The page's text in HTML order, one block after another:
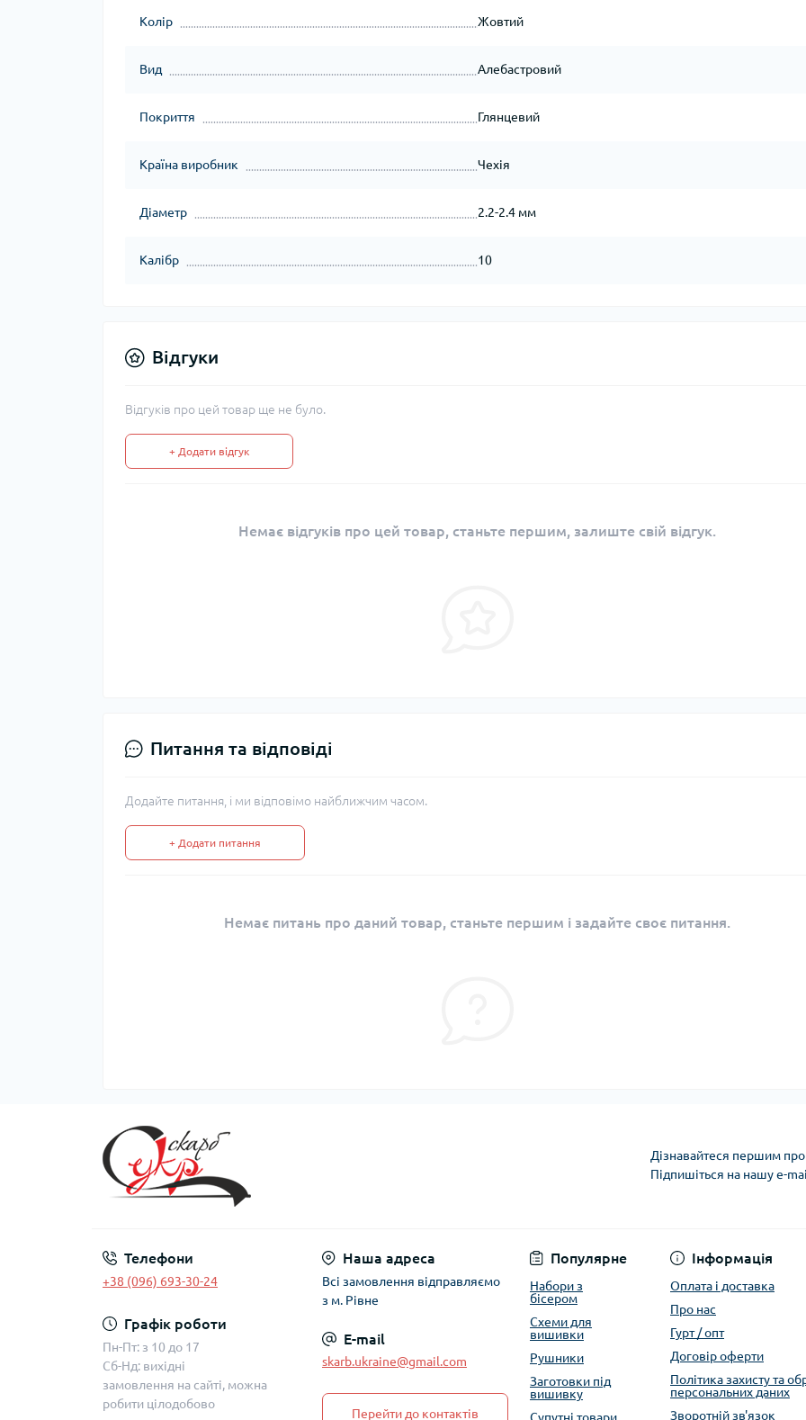
Колір Жовтий
Вид Алебастровий
Покриття Глянцевий
Країна виробник Чехія
Діаметр 2.2-2.4 мм
Калібр 10
Відгуки
Відгуків про цей товар ще не було.
+ Додати відгук
Немає відгуків про цей товар, станьте першим, залиште свій відгук.
Питання та відповіді
Додайте питання, і ми відповімо найближчим часом.
+ Додати питання
Немає питань про даний товар, станьте першим і задайте своє питання.
Дізнавайтеся першим про
Підпишіться на нашу e-
Телефони
+38 (096) 693-30-24
Графік роботи
Пн-Пт: з 10 до 17
Сб-Нд: вихідні
замовлення на сайті, можна
робити цілодобово
Наша адреса
Всі замовлення відправляємо
з м. Рівне
E-mail
skarb.ukraine@gmail.com
Перейти до контактів
Популярне
Набори з
бісером
Схеми для
вишивки
Рушники
Заготовки під
вишивку
Інформація
Оплата і доставка
Про нас
Гурт / опт
Договір оферти
Політика захисту та
персональних даних
Зворотній зв'язок